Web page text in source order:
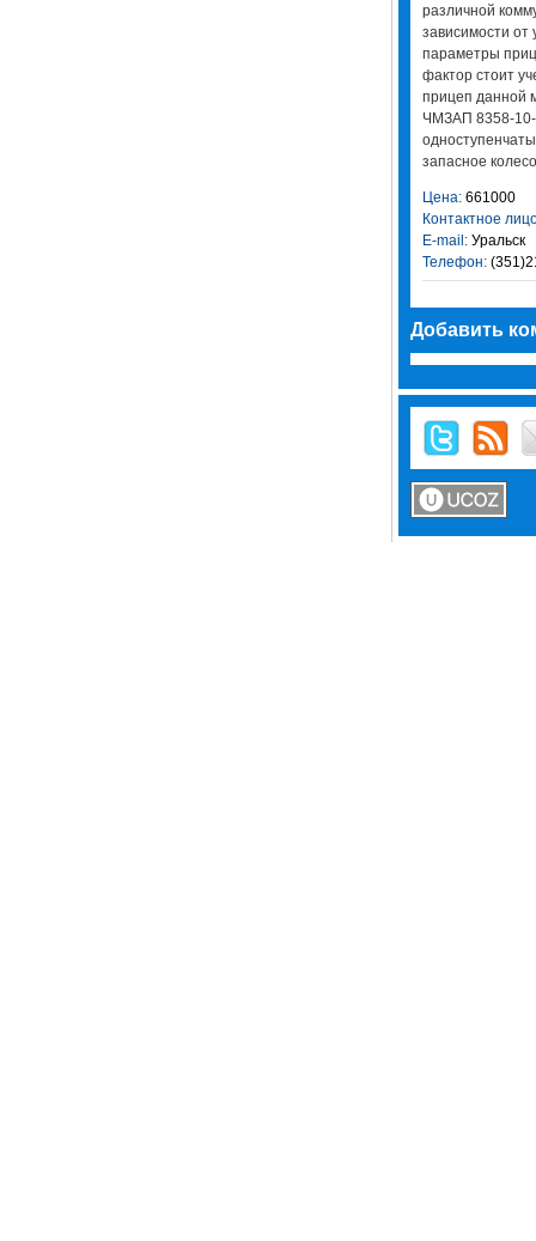
различной
зависимости от
параметры
фактор стоит
прицеп данной
ЧМЗАП 8358-10-
запасное
Цена:661000
Контактное
E-mail:Уральск
Телефон:
Добавить